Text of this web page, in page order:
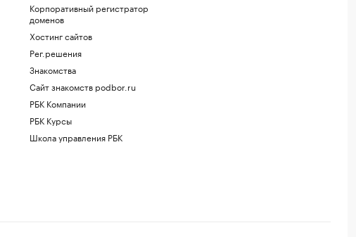
Корпоративный регистратор
доменов
Хостинг сайтов
Рег.решения
Знакомства
Сайт знакомств podbor.ru
РБК Компании
РБК Курсы
Школа управления РБК